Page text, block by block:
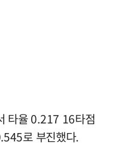
타율 0.217 16타점
로 부진했다.